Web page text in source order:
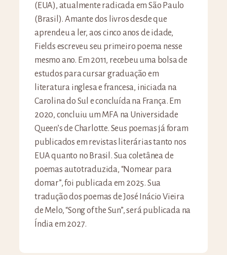
(EUA), atualmente radicada em São Paulo
(Brasil). Amante dos livros desde que
aprendeu a ler, aos cinco anos de idade,
Fields escreveu seu primeiro poema nesse
mesmo ano. Em 2011, recebeu uma bolsa de
estudos para cursar graduação em
literatura inglesa e francesa, iniciada na
Carolina do Sul e concluída na França. Em
2020, concluiu um MFA na Universidade
Queen’s de Charlotte. Seus poemas já foram
publicados em revistas literárias tanto nos
EUA quanto no Brasil. Sua coletânea de
poemas autotraduzida, “Nomear para
domar”, foi publicada em 2025. Sua
tradução dos poemas de José Inácio Vieira
de Melo, “Song of the Sun”, será publicada na
Índia em 2027.